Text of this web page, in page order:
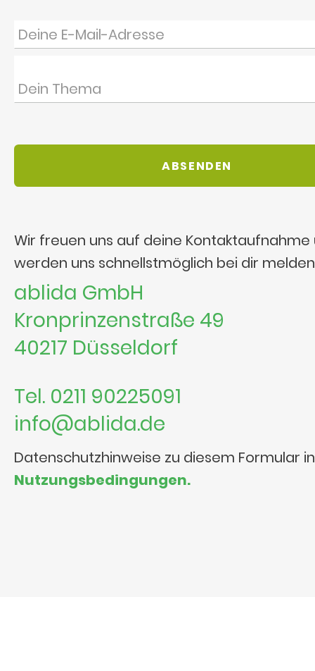
Wir freuen uns auf deine Kontaktaufnahme
werden uns schnellstmöglich bei dir
ablida GmbH
Kronprinzenstraße 49
40217 Düsseldorf
Tel. 0211 90225091
info@ablida.de
Datenschutzhinweise zu diesem Formular
Nutzungsbedingungen.